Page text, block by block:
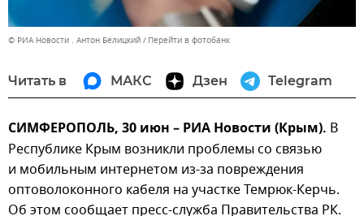
© РИА Новости . Антон Белицкий Перейти в фотобанк
Читать в МАКС Дзен Telegram
СИМФЕРОПОЛЬ, 30 июн – РИА Новости (Крым). В
Республике Крым возникли проблемы со связью
и мобильным интернетом из-за повреждения
оптоволоконного кабеля на участке Темрюк-Керчь.
Об этом сообщает пресс-служба Правительства РК.